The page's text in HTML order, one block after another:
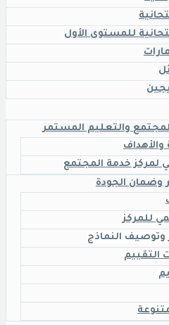
للمستوى الأول
والتعليم المستمر
خدمة المجتمع
الجودة
النماذج